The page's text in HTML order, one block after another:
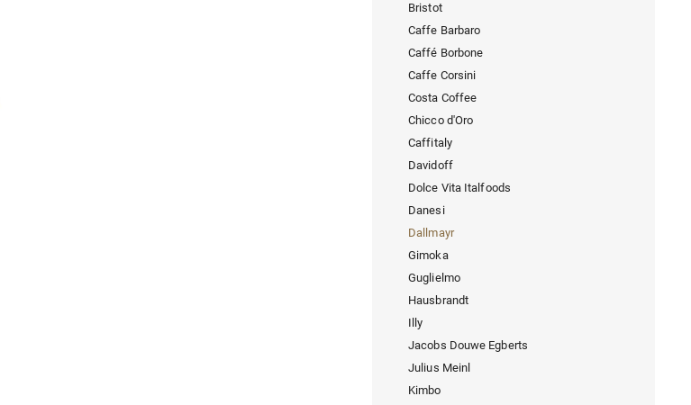
Bristot
Caffe Barbaro
Caffé Borbone
Caffe Corsini
Costa Coffee
Chicco d'Oro
Caffitaly
Davidoff
Dolce Vita Italfoods
Danesi
Dallmayr
Gimoka
Guglielmo
Hausbrandt
Illy
Jacobs Douwe Egberts
Julius Meinl
Kimbo